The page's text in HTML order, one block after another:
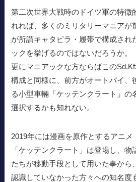
第二次世界大戦時のドイツ軍の特徴
れれば、多くのミリタリーマニアが
が所謂キャタピラ・履帯で構成され
ックを挙げるのではないだろうか。
更にマニアックな方ならばこの
構成と同様に、前方がオートバイ、
る小型車輛「ケッテンクラート」の
選択するかも知れない。
2019年には漫画を原作とするアニメ
「ケッテンクラート」は登場し、
たちが移動手段として用いた事から
認識していなかった方々への知名度